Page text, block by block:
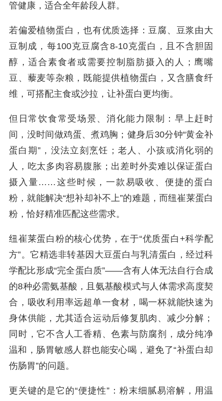
管健康，适合全年龄段人群。
若偏爱植物蛋白，也有优质选择：豆腐、豆浆由大
豆制成，每100克豆腐含8-10克蛋白，且不含胆固
醇，适合素食者或需要控制脂肪摄入的人；鹰嘴
豆、藜麦等杂粮，既能提供植物蛋白，又含膳食纤
维，可搭配主食或沙拉，让补蛋白更均衡。
但日常饮食常受场景、消化能力限制：早上赶时
间，没时间做鸡蛋、煮鸡胸；健身后30分钟“黄金补
蛋白期”，没法立刻烹饪；老人、小孩或消化弱的
人，吃太多肉容易腹胀；出差时外卖难以保证蛋白
摄入量……这些时候，一款易吸收、便捷的蛋白
粉，就能解决“想补却补不上”的难题，而纽崔莱蛋白
粉，恰好精准匹配这些需求。
纽崔莱蛋白粉的核心优势，在于“优质蛋白+科学配
方”。它精选非转基因大豆蛋白与乳清蛋白，经过科
学配比形成“完全蛋白质”——含有人体无法自行合成
的8种必需氨基酸，且氨基酸模式与人体需求高度契
合，吸收利用率远超单一食材，喝一杯就能快速为
身体供能，尤其适合运动后修复肌肉、减少分解；
同时，它不含人工香精、色素与防腐剂，成分纯净
温和，肠胃敏感人群也能安心喝，避免了“补蛋白却
伤肠胃”的问题。
更关键的是它的“便捷性”：粉末细腻易溶解，用温